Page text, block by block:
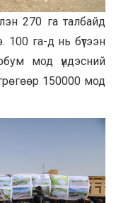
270 га талбайд
100 га-д нь бүтээн
мод үндэсний
150000 мод